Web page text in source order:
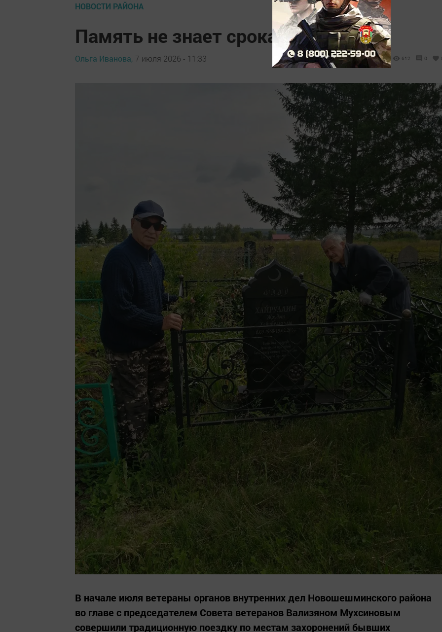
НОВОСТИ РАЙОНА
Память не знает срока давности
Ольга Иванова, 7 июля 2026 - 11:33 612 0
В начале июля ветераны органов внутренних дел Новошешминского района
во главе с председателем Совета ветеранов Вализяном Мухсиновым
совершили традиционную поездку по местам захоронений бывших